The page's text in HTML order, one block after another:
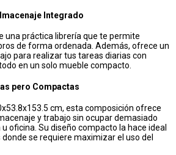
Integrado
una práctica librería que te permite
de forma ordenada. Además, ofrece un
para realizar tus tareas diarias con
en un solo mueble compacto.
pero Compactas
cm, esta composición ofrece
y trabajo sin ocupar demasiado
oficina. Su diseño compacto la hace ideal
se requiere maximizar el uso del